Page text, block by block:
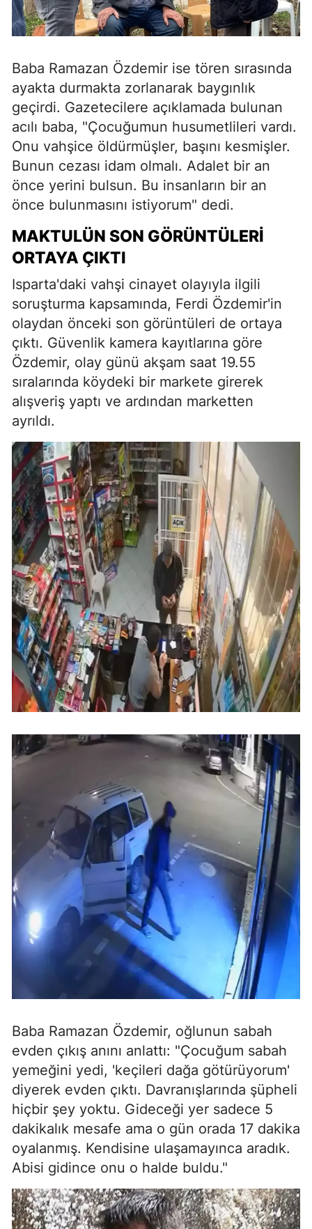
Baba Ramazan Özdemir ise tören sırasında
ayakta durmakta zorlanarak baygınlık
geçirdi. Gazetecilere açıklamada bulunan
acılı baba, "Çocuğumun husumetlileri vardı.
Onu vahşice öldürmüşler, başını kesmişler.
Bunun cezası idam olmalı. Adalet bir an
önce yerini bulsun. Bu insanların bir an
önce bulunmasını istiyorum" dedi.
MAKTULÜN SON GÖRÜNTÜLERI
ORTAYA ÇIKTI
Isparta'daki vahşi cinayet olayıyla ilgili
soruşturma kapsamında, Ferdi Özdemir'in
olaydan önceki son görüntüleri de ortaya
çıktı. Güvenlik kamera kayıtlarına göre
Özdemir, olay günü akşam saat 19.55
sıralarında köydeki bir markete girerek
alışveriş yaptı ve ardından marketten
ayrıldı.
Baba Ramazan Özdemir, oğlunun sabah
evden çıkış anını anlattı: "Çocuğum sabah
yemeğini yedi, 'keçileri dağa götürüyorum'
diyerek evden çıktı. Davranışlarında şüpheli
hiçbir şey yoktu. Gideceği yer sadece 5
dakikalık mesafe ama o gün orada 17 dakika
oyalanmış. Kendisine ulaşamayınca aradık.
Abisi gidince onu o halde buldu."